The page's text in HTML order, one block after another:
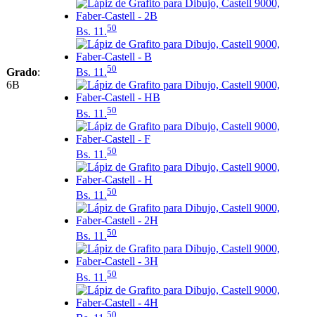
Grado:
6B
Bs. 11.50
Bs. 11.50
Bs. 11.50
Bs. 11.50
Bs. 11.50
Bs. 11.50
Bs. 11.50
50